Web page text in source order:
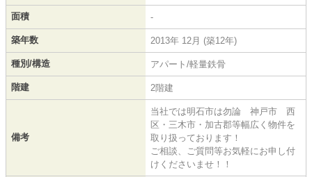
面積 -
築年数 2013年 12月 (築12年)
種別/構造 アパート/軽量鉄骨
階建 2階建
備考
当社では明石市は勿論 神戸市 西
区・三木市・加古郡等幅広く物件を
取り扱っております！
ご相談、ご質問等お気軽にお申し付
けくださいませ！！